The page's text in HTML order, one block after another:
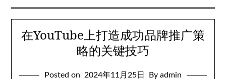
在YouTube上打造成功品牌推广策
略的关键技巧
Posted on 2024年11月25日 By admin